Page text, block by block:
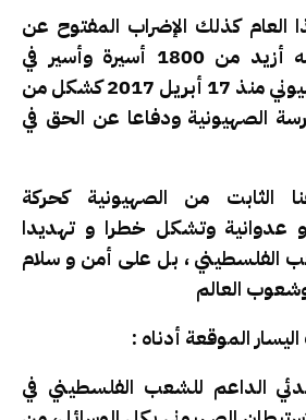
كذلك الإضراب المفتوح عن
الطعام الذي يخوضه أزيد من 1800 أسيرة وأسير في
سجون الاحتلال الصهيوني منذ 17 أبريل 2017 كشكل من
الصهيونية ودفاعا عن الحق في
الثابت من الصهيونية كحركة
عدوانية وتشكل خطرا و تهديدا
الفلسطيني ، بل على أمن و سلام
العالم
الموقعة أدناه :
الداعم للشعب الفلسطيني في